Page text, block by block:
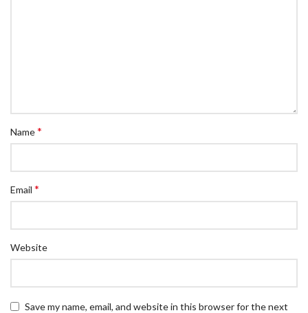
Name*
Email *
Website
Save my name, email, and website in this browser for the next